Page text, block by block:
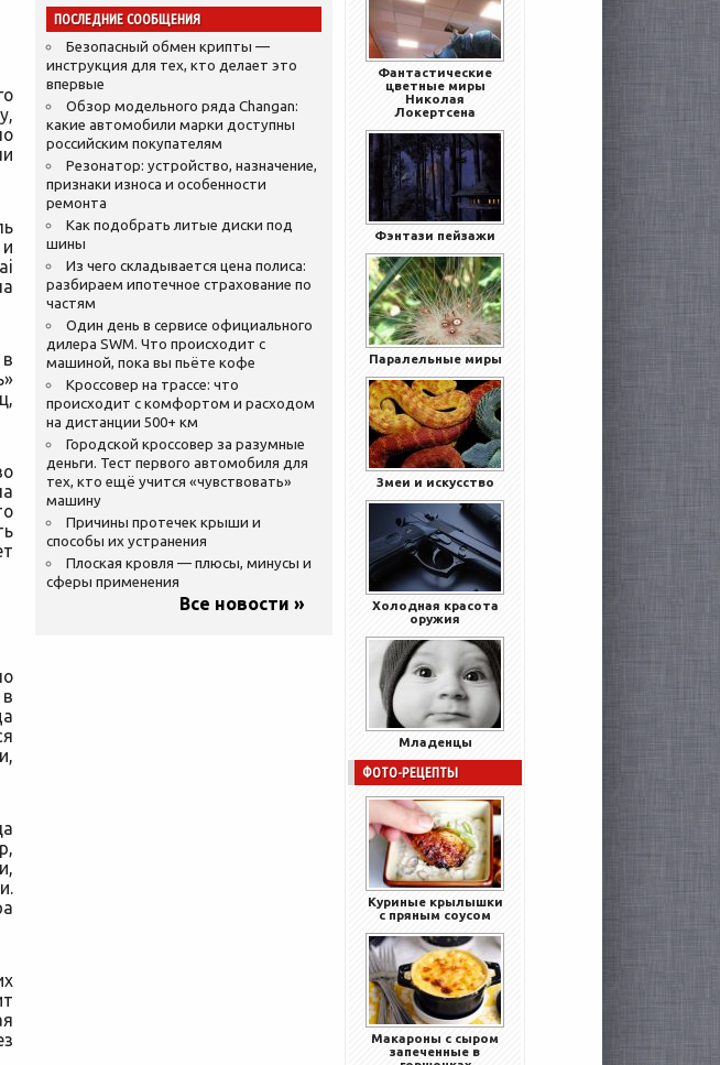
ПОСЛЕДНИЕ СООБЩЕНИЯ
Безопасный обмен крипты —
инструкция для тех, кто делает это
впервые
Обзор модельного ряда Changan:
какие автомобили марки доступны
российским покупателям
Резонатор: устройство, назначение,
признаки износа и особенности
ремонта
Как подобрать литые диски под
шины
Из чего складывается цена полиса:
разбираем ипотечное страхование по
частям
Один день в сервисе официального
дилера SWM. Что происходит с
машиной, пока вы пьёте кофе
Кроссовер на трассе: что
происходит с комфортом и расходом
на дистанции 500+ км
Городской кроссовер за разумные
деньги. Тест первого автомобиля для
тех, кто ещё учится «чувствовать»
машину
Причины протечек крыши и
способы их устранения
Плоская кровля — плюсы, минусы и
сферы применения
Все новости »
Фантастические
цветные миры
Николая
Локертсена
Фэнтази пейзажи
Паралельные миры
Змеи и искусство
Холодная красота
оружия
Младенцы
ФОТО-РЕЦЕПТЫ
Куриные крылышки
с пряным соусом
Макароны с сыром
запеченные в